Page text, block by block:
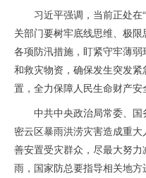
习近平强调，当前正处
关部门要树牢底线思维、极
各项防汛措施，盯紧守牢薄
和救灾物资，确保发生突发
置，全力保障人民生命财产安
中共中央政治局常委、
密云区暴雨洪涝灾害造成重
善安置受灾群众，尽最大努
雨，国家防总要指导相关地方